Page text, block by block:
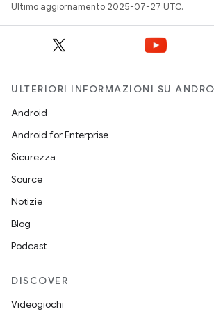
Ultimo aggiornamento 2025-07-27 UTC.
ULTERIORI INFORMAZIONI SU
Android
Android for Enterprise
Sicurezza
Source
Notizie
Blog
Podcast
DISCOVER
Videogiochi